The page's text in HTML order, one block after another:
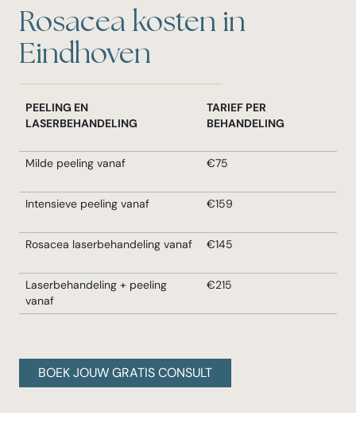
Rosacea kosten in
Eindhoven
PEELING EN
LASERBEHANDELING
TARIEF PER
BEHANDELING
Milde peeling vanaf €75
Intensieve peeling vanaf €159
Rosacea laserbehandeling vanaf €145
Laserbehandeling + peeling
vanaf
€215
BOEK JOUW GRATIS CONSULT